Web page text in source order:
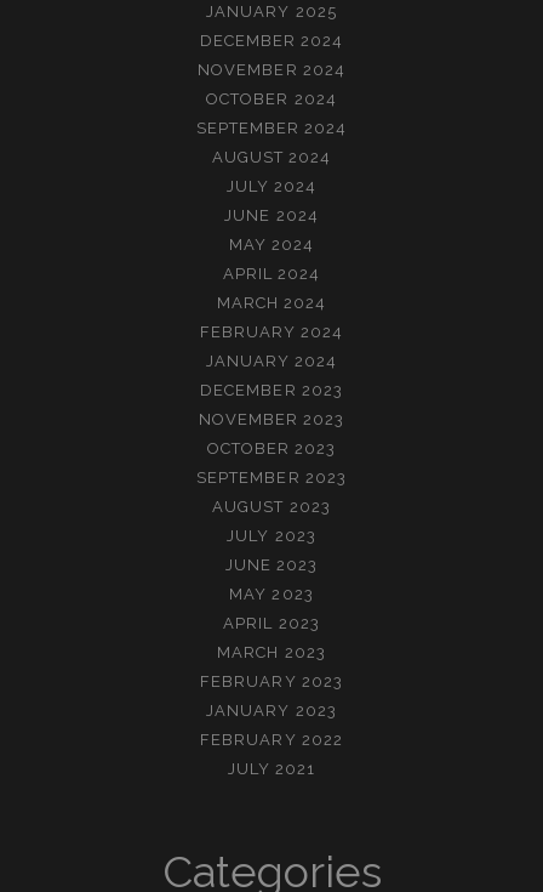
JANUARY 2025
DECEMBER 2024
NOVEMBER 2024
OCTOBER 2024
SEPTEMBER 2024
AUGUST 2024
JULY 2024
JUNE 2024
MAY 2024
APRIL 2024
MARCH 2024
FEBRUARY 2024
JANUARY 2024
DECEMBER 2023
NOVEMBER 2023
OCTOBER 2023
SEPTEMBER 2023
AUGUST 2023
JULY 2023
JUNE 2023
MAY 2023
APRIL 2023
MARCH 2023
FEBRUARY 2023
JANUARY 2023
FEBRUARY 2022
JULY 2021
Categories